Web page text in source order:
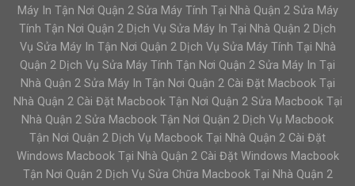
Máy In Tận Nơi Quận 2 Sửa Máy Tính Tại Nhà Quận 2 Sửa Máy
Tính Tận Nơi Quận 2 Dịch Vụ Sửa Máy In Tại Nhà Quận 2 Dịch
Vụ Sửa Máy In Tận Nơi Quận 2 Dịch Vụ Sửa Máy Tính Tại Nhà
Quận 2 Dịch Vụ Sửa Máy Tính Tận Nơi Quận 2 Sửa Máy In Tại
Nhà Quận 2 Sửa Máy In Tận Nơi Quận 2 Cài Đặt Macbook Tại
Nhà Quận 2 Cài Đặt Macbook Tận Nơi Quận 2 Sửa Macbook Tại
Nhà Quận 2 Sửa Macbook Tận Nơi Quận 2 Dịch Vụ Macbook
Tận Nơi Quận 2 Dịch Vụ Macbook Tại Nhà Quận 2 Cài Đặt
Windows Macbook Tại Nhà Quận 2 Cài Đặt Windows Macbook
Tận Nơi Quận 2 Dịch Vụ Sửa Chữa Macbook Tại Nhà Quận 2